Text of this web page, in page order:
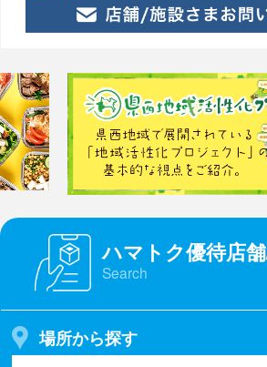
ハマトク優待店
Search
場所から探す